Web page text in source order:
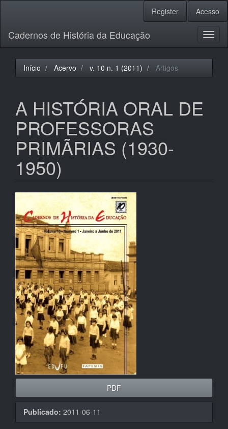
principal
Barra
Lateral
Register Acesso
Cadernos de História da Educação
Início Acervo v. 10 n. 1 (2011) Artigos
A HISTÓRIA ORAL DE
PROFESSORAS
PRIMÃRIAS (1930-
1950)
Barra
lateral
de
artigos
PDF
Publicado: 2011-06-11